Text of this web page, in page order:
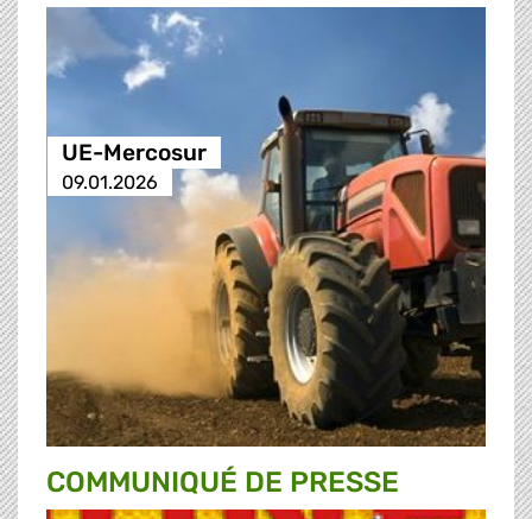
UE-Mercosur
09.01.2026
COMMUNIQUÉ DE PRESSE